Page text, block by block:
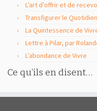
L’art d’offrir et de
Transfigurer le
La Quintessence de
Lettre à Pilar, par
L’abondance de Vivre
Ce qu’ils en disent…